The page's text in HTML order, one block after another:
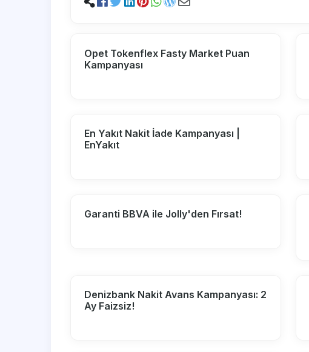
Opet Tokenflex Fasty Market Puan
Kampanyası
En Yakıt Nakit İade Kampanyası |
EnYakıt
Garanti BBVA ile Jolly'den Fırsat!
Denizbank Nakit Avans Kampanyası: 2
Ay Faizsiz!